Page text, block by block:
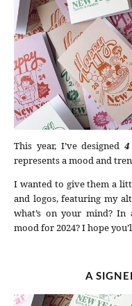
This year, I’ve designed
represents a mood and
I wanted to give them a
and logos, featuring my
what’s on your mind?
mood for 2024? I hope
A